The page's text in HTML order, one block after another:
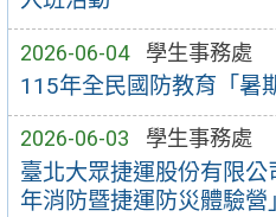
2026-06-04 學生事務處
115年全民國防教育「暑
2026-06-03 學生事務處
臺北大眾捷運股份有限
年消防暨捷運防災體驗營